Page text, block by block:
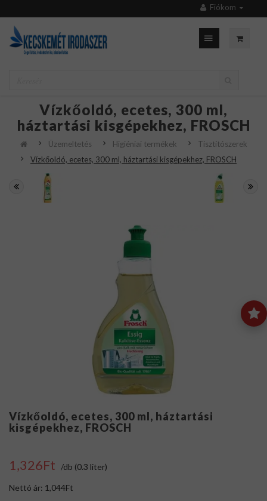
Fiókom
Vízkőoldó, ecetes, 300 ml,
háztartási kisgépekhez, FROSCH
Üzemeltetés Higiéniai termékek
Tisztítószerek
Vízkőoldó, ecetes, 300 ml, háztartási kisgépekhez, FROSCH
Vízkőoldó, ecetes, 300 ml, háztartási
kisgépekhez, FROSCH
1,326Ft /db (0.3 liter)
Nettó ár: 1,044Ft